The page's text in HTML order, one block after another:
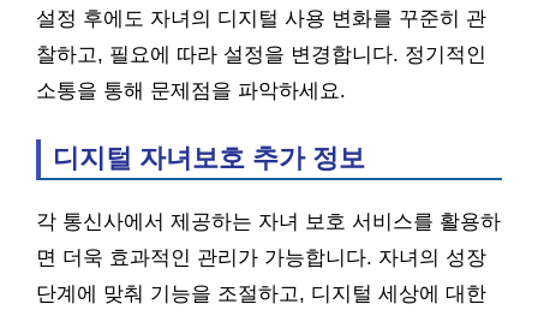
설정 후에도 자녀의 디지털 사용 변화를 꾸준히 관
찰하고, 필요에 따라 설정을 변경합니다. 정기적인
소통을 통해 문제점을 파악하세요.
디지털 자녀보호 추가 정보
각 통신사에서 제공하는 자녀 보호 서비스를 활용하
면 더욱 효과적인 관리가 가능합니다. 자녀의 성장
단계에 맞춰 기능을 조절하고, 디지털 세상에 대한